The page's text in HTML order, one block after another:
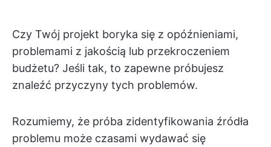
Czy Twój projekt boryka się z opóźnieniami,
problemami z jakością lub przekroczeniem
budżetu? Jeśli tak, to zapewne próbujesz
znaleźć przyczyny tych problemów.
Rozumiemy, że próba zidentyfikowania źródła
problemu może czasami wydawać się